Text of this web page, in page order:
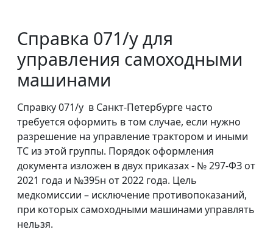
Справка 071/у для
управления самоходными
машинами
Справку 071/у в Санкт-Петербурге часто
требуется оформить в том случае, если нужно
разрешение на управление трактором и иными
ТС из этой группы. Порядок оформления
документа изложен в двух приказах - № 297-ФЗ от
2021 года и №395н от 2022 года. Цель
медкомиссии – исключение противопоказаний,
при которых самоходными машинами управлять
нельзя.